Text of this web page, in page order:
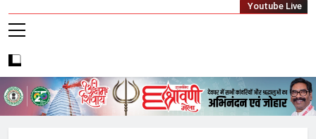
Munadi Live – Jharkhand's Leading Local
Youtube Live